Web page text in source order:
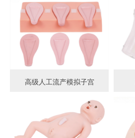
高级人工流产模拟子宫